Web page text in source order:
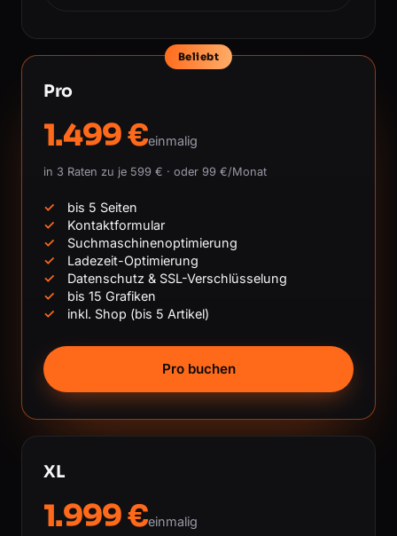
Beliebt
Pro
1.499 €einmalig
in 3 Raten zu je 599 € · oder 99 €/Monat
bis 5 Seiten
Kontaktformular
Suchmaschinenoptimierung
Ladezeit-Optimierung
Datenschutz & SSL-Verschlüsselung
bis 15 Grafiken
inkl. Shop (bis 5 Artikel)
Pro buchen
XL
1.999 €einmalig